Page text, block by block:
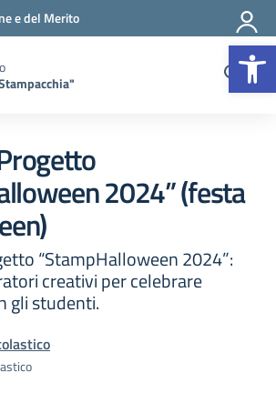
e del Merito
2024” (festa
“StampHalloween 2024”:
creativi per celebrare
gli studenti.